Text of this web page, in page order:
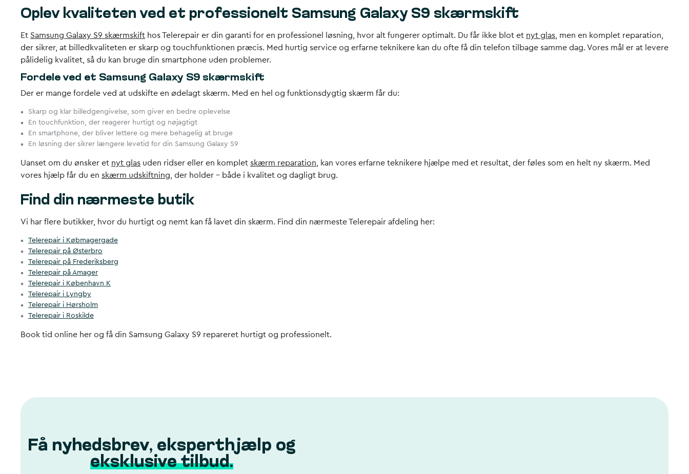
Oplev kvaliteten ved et professionelt Samsung Galaxy S9 skærmskift
Et Samsung Galaxy S9 skærmskift hos Telerepair er din garanti for en professionel løsning, hvor alt fungerer optimalt. Du får ikke blot et nyt glas , men en komplet reparation,
der sikrer, at billedkvaliteten er skarp og touchfunktionen præcis. Med hurtig service og erfarne teknikere kan du ofte få din telefon tilbage samme dag. Vores mål er at levere
pålidelig kvalitet, så du kan bruge din smartphone uden problemer.
Fordele ved et Samsung Galaxy S9 skærmskift
Der er mange fordele ved at udskifte en ødelagt skærm. Med en hel og funktionsdygtig skærm får du:
Skarp og klar billedgengivelse, som giver en bedre oplevelse
En touchfunktion, der reagerer hurtigt og nøjagtigt
En smartphone, der bliver lettere og mere behagelig at bruge
En løsning der sikrer længere levetid for din Samsung Galaxy S9
Uanset om du ønsker et nyt glas uden ridser eller en komplet skærm reparation , kan vores erfarne teknikere hjælpe med et resultat, der føles som en helt ny skærm. Med
vores hjælp får du en skærm udskiftning , der holder – både i kvalitet og dagligt brug.
Find din nærmeste butik
Vi har flere butikker, hvor du hurtigt og nemt kan få lavet din skærm. Find din nærmeste Telerepair afdeling her:
Telerepair i Købmagergade
Telerepair på Østerbro
Telerepair på Frederiksberg
Telerepair på Amager
Telerepair i København K
Telerepair i Lyngby
Telerepair i Hørsholm
Telerepair i Roskilde
Book tid online her og få din Samsung Galaxy S9 repareret hurtigt og professionelt.
Få nyhedsbrev, eksperthjælp og
eksklusive tilbud.